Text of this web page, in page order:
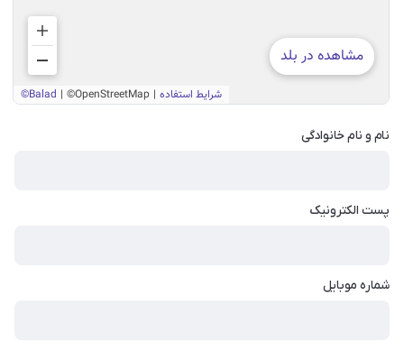
نام و نام خانوادگی
پست الکترونیک
شماره موبایل